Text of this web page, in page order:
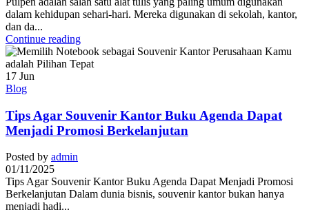
dalam kehidupan sehari-hari. Mereka digunakan di sekolah, kantor,
dan da...
Continue reading
17 Jun
Blog
Tips Agar Souvenir Kantor Buku Agenda Dapat
Menjadi Promosi Berkelanjutan
Posted by admin
01/11/2025
Tips Agar Souvenir Kantor Buku Agenda Dapat Menjadi Promosi
Berkelanjutan Dalam dunia bisnis, souvenir kantor bukan hanya
menjadi hadi...